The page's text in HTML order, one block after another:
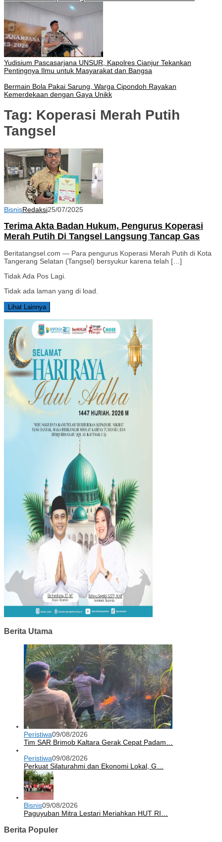
Yudisium Pascasarjana UNSUR, Kapolres Cianjur Tekankan
Pentingnya Ilmu untuk Masyarakat dan Bangsa
Bermain Bola Pakai Sarung, Warga Cipondoh Rayakan
Kemerdekaan dengan Gaya Unikk
Tag: Koperasi Merah Putih
Tangsel
BisnisRedaksi25/07/2025
Terima Akta Badan Hukum, Pengurus Koperasi
Merah Putih Di Tangsel Langsung Tancap Gas
Beritatangsel.com — Para pengurus Koperasi Merah Putih di Kota
Tangerang Selatan (Tangsel) bersyukur karena telah […]
Tidak Ada Pos Lagi.
Tidak ada laman yang di load.
Lihat Lainnya
Berita Utama
Peristiwa09/08/2026
Tim SAR Brimob Kaltara Gerak Cepat Padam…
Peristiwa09/08/2026
Perkuat Silaturahmi dan Ekonomi Lokal, G…
Bisnis09/08/2026
Paguyuban Mitra Lestari Meriahkan HUT RI…
Berita Populer